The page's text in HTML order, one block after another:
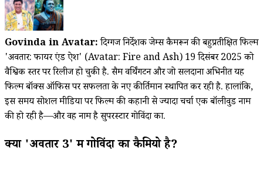
Govinda in Avatar:दिग्गज निर्देशक जेम्स कैमरून की बहुप्रतीक्षित फिल्म
'अवतार: फायर एंड ऐश' (Avatar: Fire and Ash) 19 दिसंबर 2025 को
वैश्विक स्तर पर रिलीज हो चुकी है. सैम वर्थिंगटन और जो सलदाना अभिनीत यह
फिल्म बॉक्स ऑफिस पर सफलता के नए कीर्तिमान स्थापित कर रही है. हालांकि,
इस समय सोशल मीडिया पर फिल्म की कहानी से ज्यादा चर्चा एक बॉलीवुड नाम
की हो रही है—और वह नाम है सुपरस्टार गोविंदा का.
क्या 'अवतार 3' में गोविंदा का कैमियो है?